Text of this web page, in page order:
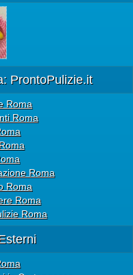
ProntoPulizie.it
Roma
Roma
Roma
Roma
Roma
Roma